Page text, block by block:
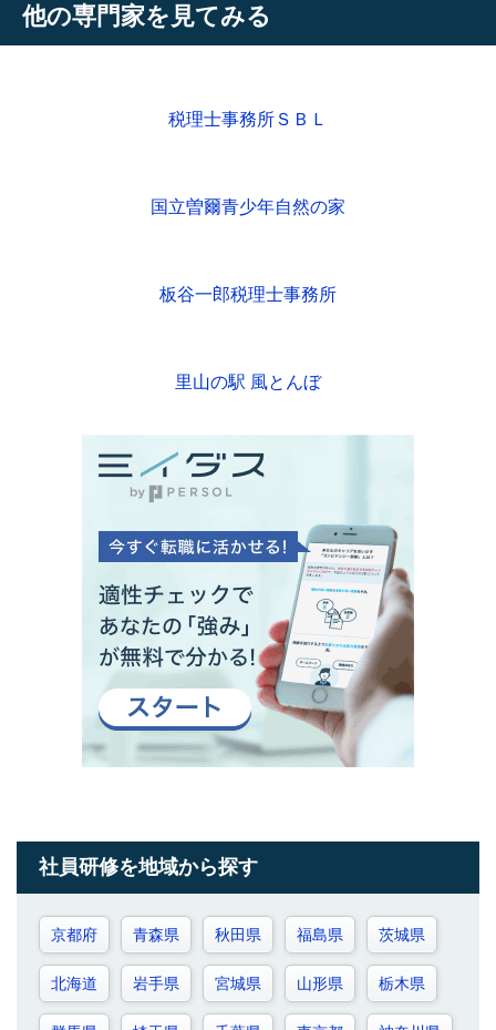
他の専門家を見てみる
税理士事務所ＳＢＬ
国立曽爾青少年自然の家
板谷一郎税理士事務所
里山の駅 風とんぼ
社員研修を地域から探す
京都府 青森県 秋田県 福島県 茨城県
北海道 岩手県 宮城県 山形県 栃木県